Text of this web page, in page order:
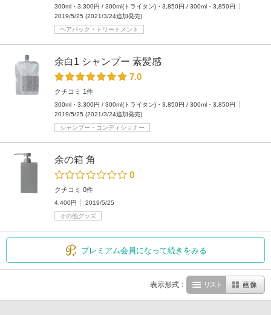
300ml・3,300円 / 300ml(トライタン)・3,850円 / 300ml・3,850円
2019/5/25 (2021/3/24追加発売)
ヘアパック・トリートメント
余白1 シャンプー 素髪感
7.0
クチコミ 1件
300ml・3,300円 / 300ml(トライタン)・3,850円 / 300ml・3,850円
2019/5/25 (2021/3/24追加発売)
シャンプー・コンディショナー
余の箱 角
0
クチコミ 0件
4,400円
2019/5/25
その他グッズ
プレミアム会員になって続きをみる
表示形式： リスト 画像